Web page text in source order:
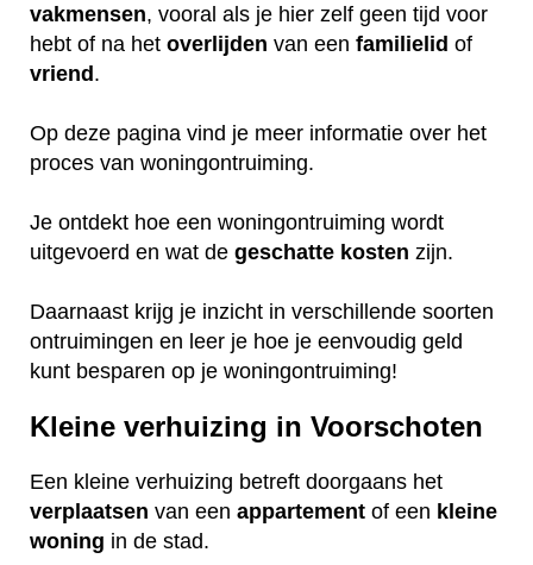
vakmensen, vooral als je hier zelf geen tijd voor
hebt of na het overlijden van een familielid of
vriend.
Op deze pagina vind je meer informatie over het
proces van woningontruiming.
Je ontdekt hoe een woningontruiming wordt
uitgevoerd en wat de geschatte kosten zijn.
Daarnaast krijg je inzicht in verschillende soorten
ontruimingen en leer je hoe je eenvoudig geld
kunt besparen op je woningontruiming!
Kleine verhuizing in Voorschoten
Een kleine verhuizing betreft doorgaans het
verplaatsen van een appartement of een kleine
woning in de stad.